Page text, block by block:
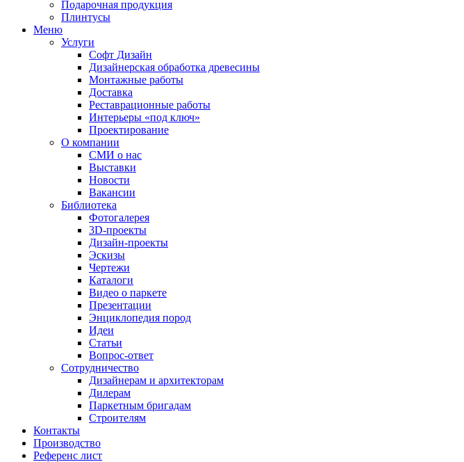
Подарочная продукция
Плинтусы
Меню
Услуги
Софт Дизайн
Дизайнерская обработка древесины
Монтажные работы
Доставка
Реставрационные работы
Интерьеры «под ключ»
Проектирование
О компании
СМИ о нас
Выставки
Новости
Вакансии
Библиотека
Фотогалерея
3D-проекты
Дизайн-проекты
Эскизы
Чертежи
Каталоги
Видео о паркете
Презентации
Энциклопедия пород
Идеи
Статьи
Вопрос-ответ
Сотрудничество
Дизайнерам и архитекторам
Дилерам
Паркетным бригадам
Строителям
Контакты
Производство
Референс лист